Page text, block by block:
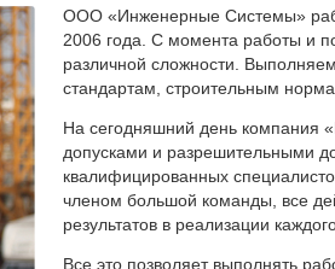
ООО «Инженерные Системы»
2006 года. С момента работы и
различной сложности.
стандартам, строительным
На сегодняшний день компания
допусками и разрешительными
квалифицированных
членом большой команды, все
результатов в реализации
Все это позволяет выполнять